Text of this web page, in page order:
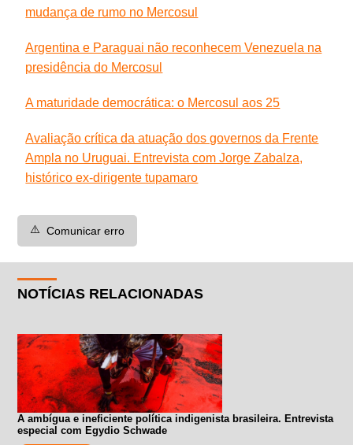
mudança de rumo no Mercosul
Argentina e Paraguai não reconhecem Venezuela na
presidência do Mercosul
A maturidade democrática: o Mercosul aos 25
Avaliação crítica da atuação dos governos da Frente
Ampla no Uruguai. Entrevista com Jorge Zabalza,
histórico ex-dirigente tupamaro
⚠️ Comunicar erro
NOTÍCIAS RELACIONADAS
A ambígua e ineficiente política indigenista brasileira. Entrevista
especial com Egydio Schwade